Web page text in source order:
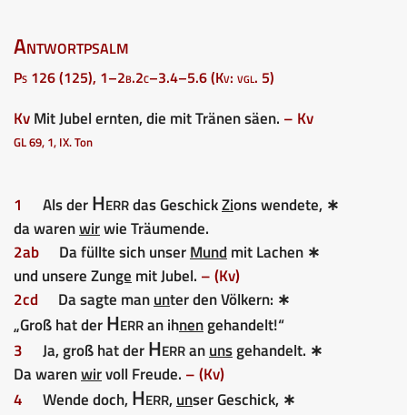
Antwortpsalm
Ps 126 (125), 1–2b.2c–3.4–5.6 (Kv: vgl. 5)
KvMit Jubel ernten, die mit Tränen säen. – Kv
GL 69, 1, IX. Ton
1 Als derHerrdas GeschickZions wendete, ∗
da warenwirwie Träumende.
2ab
Da füllte sich unserMund mit Lachen ∗
und unsere Zunge mit Jubel. – (Kv)
2cd
Da sagte manunter den Völkern: ∗
„Groß hat derHerran ihnengehandelt!“
3
Ja, groß hat derHerranunsgehandelt. ∗
Da warenwirvoll Freude. – (Kv)
4
Wende doch, Herr, unser Geschick, ∗